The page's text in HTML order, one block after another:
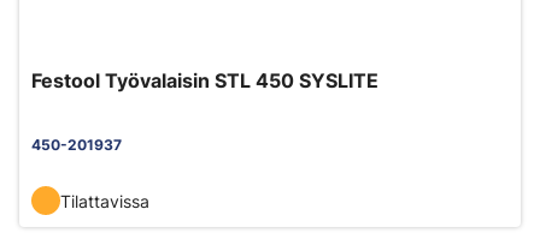
Festool Työvalaisin STL 450 SYSLITE
450-201937
Tilattavissa